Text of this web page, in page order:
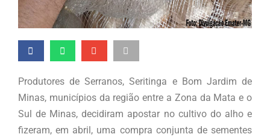
Produtores de Serranos, Seritinga e Bom Jardim de
Minas, municípios da região entre a Zona da Mata e o
Sul de Minas, decidiram apostar no cultivo do alho e
fizeram, em abril, uma compra conjunta de sementes